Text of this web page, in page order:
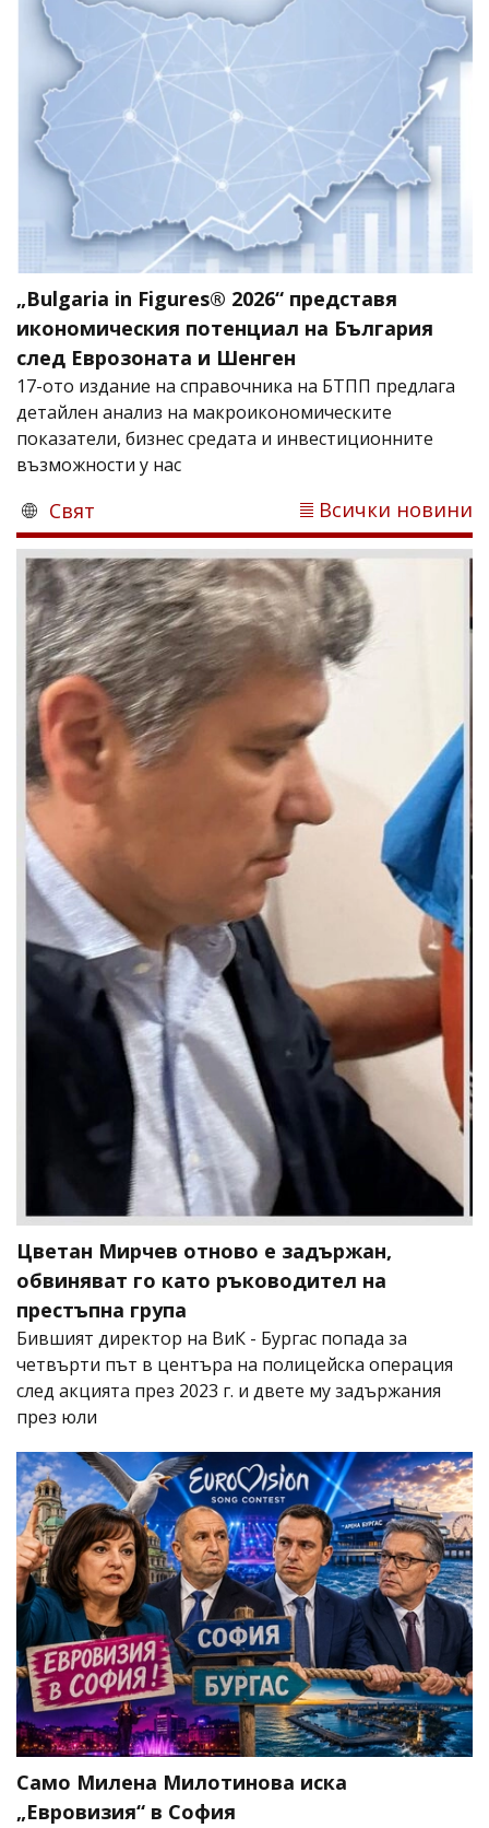
„Bulgaria in Figures® 2026“ представя
икономическия потенциал на България
след Еврозоната и Шенген
17-ото издание на справочника на БТПП предлага
детайлен анализ на макроикономическите
показатели, бизнес средата и инвестиционните
възможности у нас
Свят Всички новини
Цветан Мирчев отново е задържан,
обвиняват го като ръководител на
престъпна група
Бившият директор на ВиК - Бургас попада за
четвърти път в центъра на полицейска операция
след акцията през 2023 г. и двете му задържания
през юли
Само Милена Милотинова иска
„Евровизия“ в София